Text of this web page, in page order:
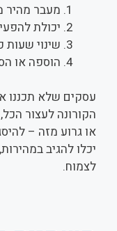
מעבר מהיר
יכולת
שינוי
הוספה או
עסקים שלא תכננו
הקורונה לעצור
או גרוע מזה –
יכלו להגיב
לצמוח.